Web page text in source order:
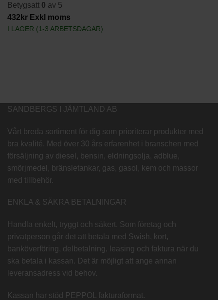
Betygsatt 0 av 5
432 kr Exkl moms
I LAGER (1-3 ARBETSDAGAR)
SANDBERGS I JÄMTLAND AB
Vårt breda sortiment för dig som prioriterar produkter med
bra kvalité. Med över 30 års erfarenhet i branschen med
försäljning av diesel, bensin, eldningsolja, adblue,
smörjmedel, bränsletankar, gas, gasol, kem och massor
med tillbehör.
ENKLA & SÄKRA BETALNINGAR
Handla enkelt, tryggt och säkert. Som företag och
privatperson går det att betala med Swish, kort,
banköverföring, delbetalning, leasing och faktura när du
ska betala i kassan. Det är möjligt att ange annan
leveransadress vid behov.
Kassan har stöd PEPPOL fakturaformat.